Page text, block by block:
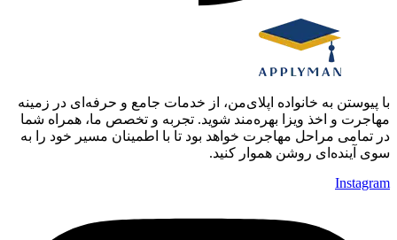
با پیوستن به خانواده اپلای‌من، از خدمات جامع و حرفه‌ای در زمینه
مهاجرت و اخذ ویزا بهره‌مند شوید. تجربه و تخصص ما، همراه شما
در تمامی مراحل مهاجرت خواهد بود تا با اطمینان مسیر خود را به
سوی آینده‌ای روشن هموار کنید.
Instagram